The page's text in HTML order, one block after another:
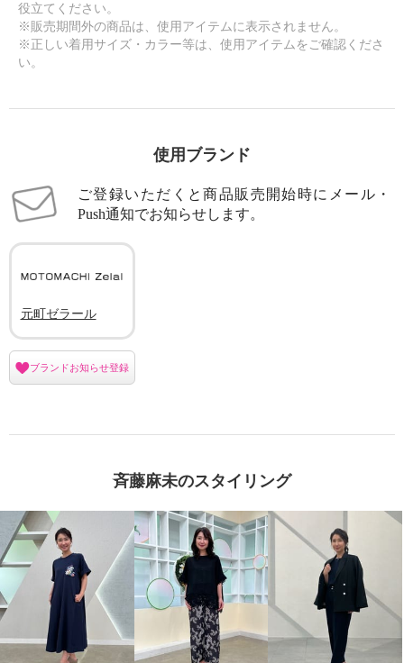
役立てください。
※販売期間外の商品は、使用アイテムに表示されません。
※正しい着用サイズ・カラー等は、使用アイテムをご確認くださ
い。
使用ブランド
ご登録いただくと商品販売開始時にメール・
Push通知でお知らせします。
元町ゼラール
ブランドお知らせ登録
斉藤麻未のスタイリング